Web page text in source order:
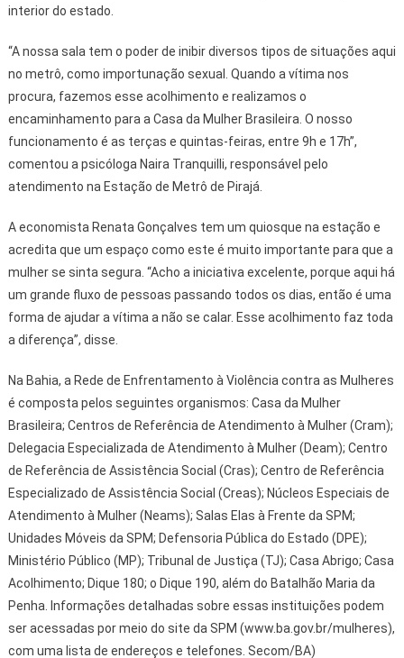
interior do estado.
“A nossa sala tem o poder de inibir diversos tipos de situações aqui
no metrô, como importunação sexual. Quando a vítima nos
procura, fazemos esse acolhimento e realizamos o
encaminhamento para a Casa da Mulher Brasileira. O nosso
funcionamento é as terças e quintas-feiras, entre 9h e 17h”,
comentou a psicóloga Naira Tranquilli, responsável pelo
atendimento na Estação de Metrô de Pirajá.
A economista Renata Gonçalves tem um quiosque na estação e
acredita que um espaço como este é muito importante para que a
mulher se sinta segura. “Acho a iniciativa excelente, porque aqui há
um grande fluxo de pessoas passando todos os dias, então é uma
forma de ajudar a vítima a não se calar. Esse acolhimento faz toda
a diferença”, disse.
Na Bahia, a Rede de Enfrentamento à Violência contra as Mulheres
é composta pelos seguintes organismos: Casa da Mulher
Brasileira; Centros de Referência de Atendimento à Mulher (Cram);
Delegacia Especializada de Atendimento à Mulher (Deam); Centro
de Referência de Assistência Social (Cras); Centro de Referência
Especializado de Assistência Social (Creas); Núcleos Especiais de
Atendimento à Mulher (Neams); Salas Elas à Frente da SPM;
Unidades Móveis da SPM; Defensoria Pública do Estado (DPE);
Ministério Público (MP); Tribunal de Justiça (TJ); Casa Abrigo; Casa
Acolhimento; Dique 180; o Dique 190, além do Batalhão Maria da
Penha. Informações detalhadas sobre essas instituições podem
ser acessadas por meio do site da SPM (www.ba.gov.br/mulheres),
com uma lista de endereços e telefones. Secom/BA)